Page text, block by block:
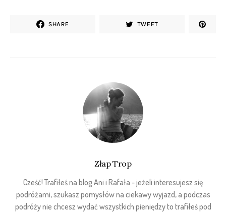
SHARE TWEET
Złap Trop
Cześć! Trafiłeś na blog Ani i Rafała - jeżeli interesujesz się
podróżami, szukasz pomysłów na ciekawy wyjazd, a podczas
podróży nie chcesz wydać wszystkich pieniędzy to trafiłeś pod